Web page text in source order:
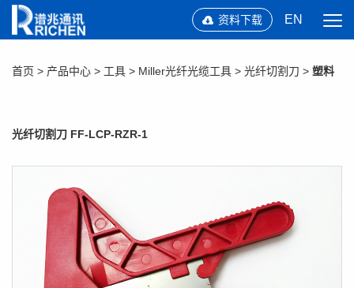
资料下载 EN
首页 > 产品中心 > 工具 > Miller光纤光缆工具 > 光纤切割刀 > 塑料
光纤切割刀 FF-LCP-RZR-1